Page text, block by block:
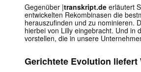
Gegenüber |transkript.de erläutert
entwickelten Rekombinasen die
herauszufinden und zu nominieren.
hierbei von Lilly eingebracht. Und in
vorstellen, die in unsere
Gerichtete Evolution liefert